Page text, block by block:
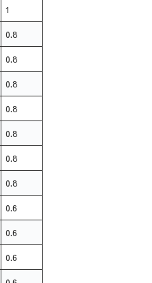
1
0.8
0.8
0.8
0.8
0.8
0.8
0.8
0.6
0.6
0.6